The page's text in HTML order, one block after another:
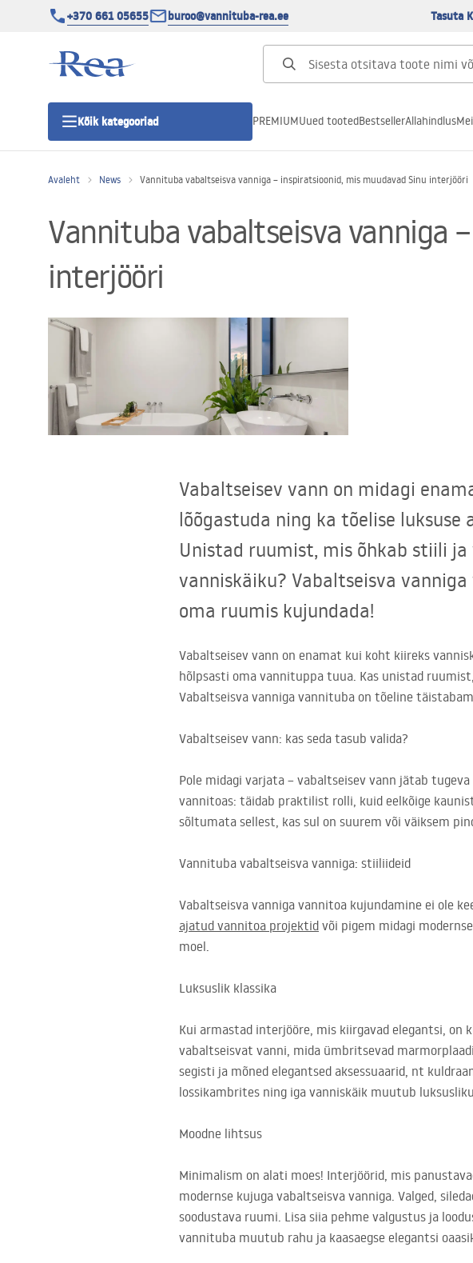
+370 661 05655 buroo@vannituba-rea.ee Tasuta
Kõik kategooriad
Duši uks
Vannitoa dušialused
Vajub ära
PREMIUMUued tootedBestsellerAllahindlus
Avaleht News Vannituba vabaltseisva vanniga – inspiratsioonid, mis muudavad Sinu interjööri
Vannituba vabaltseisva vanniga
interjööri
Vabaltseisev vann on midagi
lõõgastuda ning ka tõelise
Unistad ruumist, mis õhkab stiili
vanniskäiku? Vabaltseisva
oma ruumis kujundada!
Vabaltseisev vann on enamat kui koht kiireks
hõlpsasti oma vannituppa tuua. Kas unistad
Vabaltseisva vanniga vannituba on tõeline
Vabaltseisev vann: kas seda tasub valida?
Pole midagi varjata – vabaltseisev vann jätab
vannitoas: täidab praktilist rolli, kuid eelkõige
sõltumata sellest, kas sul on suurem või väiksem
Vannituba vabaltseisva vanniga: stiiliideid
Vabaltseisva vanniga vannitoa kujundamine ei ole
ajatud vannitoa projektid või pigem midagi
moel.
Luksuslik klassika
Kui armastad interjööre, mis kiirgavad elegantsi, on
vabaltseisvat vanni, mida ümbritsevad
segisti ja mõned elegantsed aksessuaarid, nt
lossikambrites ning iga vanniskäik muutub
Moodne lihtsus
Minimalism on alati moes! Interjöörid, mis
modernse kujuga vabaltseisva vanniga. Valged,
soodustava ruumi. Lisa siia pehme valgustus ja
vannituba muutub rahu ja kaasaegse elegantsi